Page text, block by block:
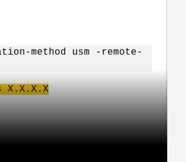
method usm -remote-
X.X.X.X